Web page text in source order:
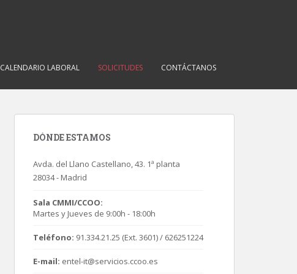
CALENDARIO LABORAL SOLICITUDES CONTÁCTANOS
DÓNDE ESTAMOS
Avda. del Llano Castellano, 43. 1ª planta
28034 - Madrid
Sala CMMI/CCOO:
Martes y Jueves de 9:00h - 18:00h
Teléfono: 91.334.21.25 (Ext. 3601) / 626251224
E-mail: entel-it@servicios.ccoo.es